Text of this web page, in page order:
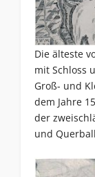
Die älteste
mit Schloss
Groß- und
dem Jahre
der
und